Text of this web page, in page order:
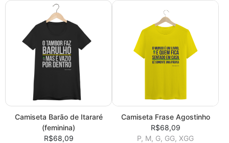
Camiseta Barão de Itararé
(feminina)
R$68,09
Camiseta Frase Agostinho
R$68,09
P, M, G, GG, XGG